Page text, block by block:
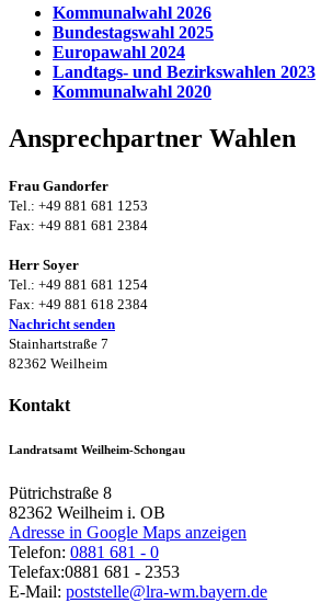
Kommunalwahl 2026
Bundestagswahl 2025
Europawahl 2024
Landtags- und Bezirkswahlen 2023
Kommunalwahl 2020
Ansprechpartner Wahlen
Frau Gandorfer
Tel.: +49 881 681 1253
Fax: +49 881 681 2384
Herr Soyer
Tel.: +49 881 681 1254
Fax: +49 881 618 2384
Nachricht senden
Stainhartstraße 7
82362 Weilheim
Kontakt
Landratsamt Weilheim-Schongau
Pütrichstraße 8
82362 Weilheim i. OB
Adresse in Google Maps anzeigen
Telefon: 0881 681 - 0
Telefax:0881 681 - 2353
E-Mail: poststelle@lra-wm.bayern.de